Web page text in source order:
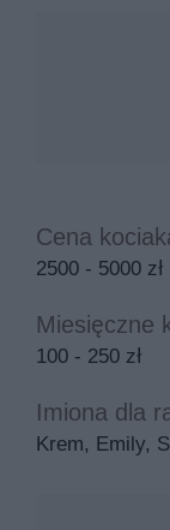
Cena
2500 - 5000 zł
Miesięczne
100 - 250 zł
Imiona dla
Krem, Emily,